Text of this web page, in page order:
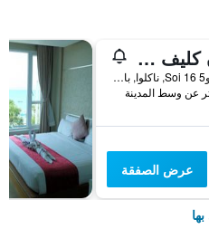
جاردن كليف ريزورت آند سبا
220/21 مو5 Soi 16, ناكلوا, بانغلامونغ, باتايا, تايلاند
عرض الصفقة